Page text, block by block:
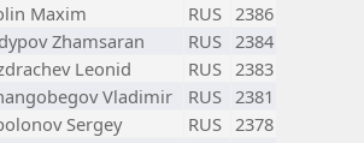
Maxim RUS 2386
Zhamsaran RUS 2384
Leonid RUS 2383
Vladimir RUS 2381
Sergey RUS 2378